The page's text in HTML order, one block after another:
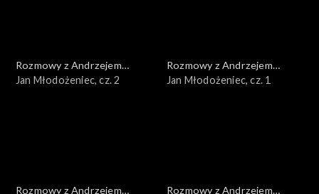
Rozmowy z Andrzejem
Doboszem
Jan Młodożeniec, cz. 2
Rozmowy z Andrzejem
Doboszem
Jan Młodożeniec, cz. 1
Rozmowy z Andrzejem
Rozmowy z Andrzejem